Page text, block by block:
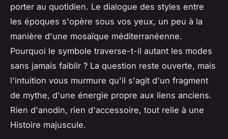
porter au quotidien. Le dialogue des styles entre
les époques s'opère sous vos yeux, un peu à la
manière d'une mosaïque méditerranéenne.
Pourquoi le symbole traverse-t-il autant les modes
sans jamais faiblir ? La question reste ouverte, mais
l'intuition vous murmure qu'il s'agit d'un fragment
de mythe, d'une énergie propre aux liens anciens.
Rien d'anodin, rien d'accessoire, tout relie à une
Histoire majuscule.